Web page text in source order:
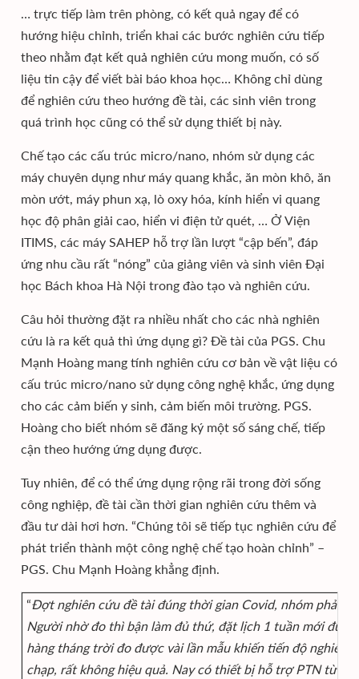
… trực tiếp làm trên phòng, có kết quả ngay để có
hướng hiệu chỉnh, triển khai các bước nghiên cứu tiếp
theo nhằm đạt kết quả nghiên cứu mong muốn, có số
liệu tin cậy để viết bài báo khoa học… Không chỉ dùng
để nghiên cứu theo hướng đề tài, các sinh viên trong
quá trình học cũng có thể sử dụng thiết bị này.
Chế tạo các cấu trúc micro/nano, nhóm sử dụng các
máy chuyên dụng như máy quang khắc, ăn mòn khô, ăn
mòn ướt, máy phun xạ, lò oxy hóa, kính hiển vi quang
học độ phân giải cao, hiển vi điện tử quét, … Ở Viện
ITIMS, các máy SAHEP hỗ trợ lần lượt “cập bến”, đáp
ứng nhu cầu rất “nóng” của giảng viên và sinh viên Đại
học Bách khoa Hà Nội trong đào tạo và nghiên cứu.
Câu hỏi thường đặt ra nhiều nhất cho các nhà nghiên
cứu là ra kết quả thì ứng dụng gì? Đề tài của PGS. Chu
Mạnh Hoàng mang tính nghiên cứu cơ bản về vật liệu có
cấu trúc micro/nano sử dụng công nghệ khắc, ứng dụng
cho các cảm biến y sinh, cảm biến môi trường. PGS.
Hoàng cho biết nhóm sẽ đăng ký một số sáng chế, tiếp
cận theo hướng ứng dụng được.
Tuy nhiên, để có thể ứng dụng rộng rãi trong đời sống
công nghiệp, đề tài cần thời gian nghiên cứu thêm và
đầu tư dài hơi hơn. “Chúng tôi sẽ tiếp tục nghiên cứu để
phát triển thành một công nghệ chế tạo hoàn chỉnh” –
PGS. Chu Mạnh Hoàng khẳng định.
“Đợt nghiên cứu đề tài đúng thời gian Covid, nhóm phải đi
Người nhờ đo thì bận làm đủ thứ, đặt lịch 1 tuần mới được
hàng tháng trời đo được vài lần mẫu khiến tiến độ nghiên
chạp, rất không hiệu quả. Nay có thiết bị hỗ trợ PTN từ